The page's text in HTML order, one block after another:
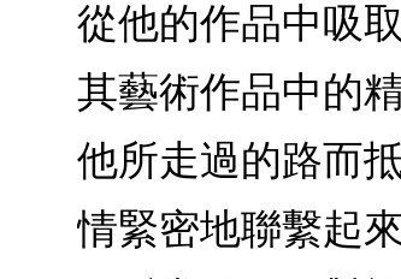
從他的作品中吸
其藝術作品中的
他所走過的路而
情緊密地聯繫起